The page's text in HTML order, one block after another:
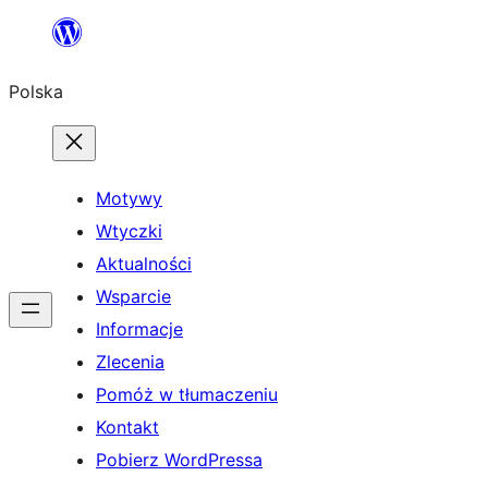
Przejdź
treści
Polska
Motywy
Wtyczki
Aktualności
Wsparcie
Informacje
Zlecenia
Pomóż w tłumaczeniu
Kontakt
Pobierz WordPressa